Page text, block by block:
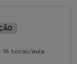
16 horas/aula